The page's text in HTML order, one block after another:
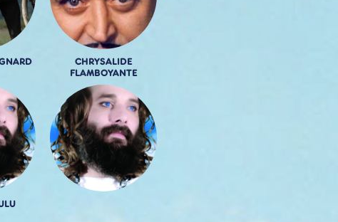
CHRYSALIDE
FLAMBOYANTE